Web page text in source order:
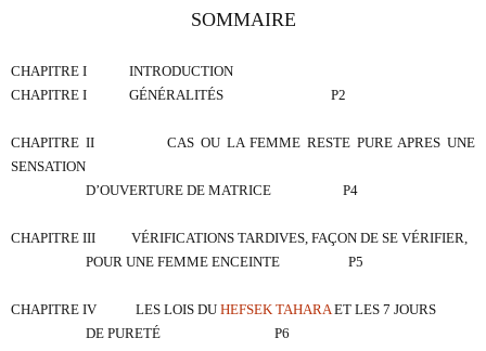
SOMMAIRE
CHAPITRE I
INTRODUCTION
CHAPITRE I
GÉNÉRALITÉS P2
CHAPITRE II
CAS OU LA FEMME RESTE PURE APRES UNE
SENSATION
D’OUVERTURE DE MATRICE
P4
CHAPITRE III
VÉRIFICATIONS TARDIVES, FAÇON DE SE VÉRIFIER,
POUR UNE FEMME ENCEINTE P5
CHAPITRE IV LES LOIS DU HEFSEK TAHARAET LES 7 JOURS
DE PURETÉ
P6